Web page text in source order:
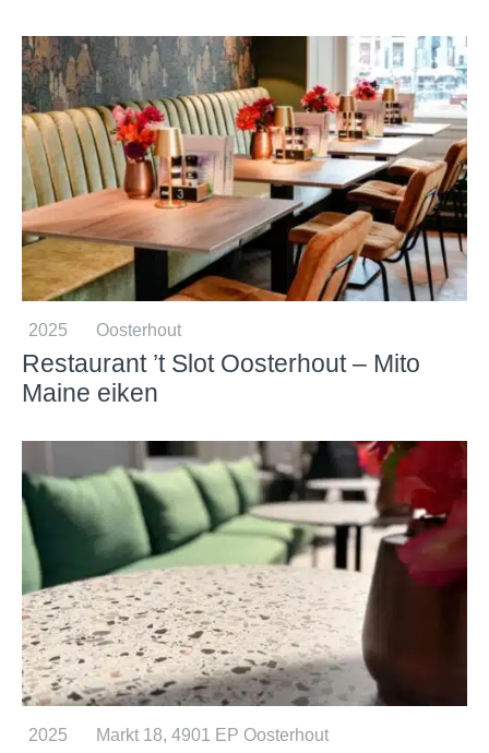
2025 Oosterhout
Restaurant ’t Slot Oosterhout – Mito
Maine eiken
2025 Markt 18, 4901 EP Oosterhout